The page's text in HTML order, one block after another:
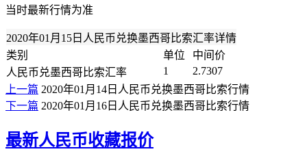
当时最新行情为准
2020年01月15日人民币兑换墨西哥比索汇率详情
类别
单位
中间价
人民币兑墨西哥比索汇率
1
2.7307
上一篇 2020年01月14日人民币兑换墨西哥比索行情
下一篇 2020年01月16日人民币兑换墨西哥比索行情
最新人民币收藏报价